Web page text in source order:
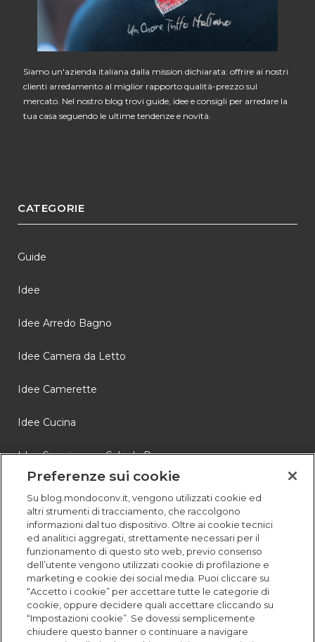
Siamo un'azienda italiana dalla mission dichiarata: offrire ai nostri
clienti arredamento al miglior rapporto qualità-prezzo sul
mercato. Nel nostro blog trovi guide, idee e consigli per arredare la
tua casa seguendo le ultime tendenze e novità.
CATEGORIE
Guide
Idee
Idee Arredo Bagno
Idee Camera da Letto
Idee Camerette
Idee Cucina
Idee Soggiorno e Sala da Pranzo
Storie
Preferenze sui cookie
Su blog.mondoconv.it, vengono utilizzati cookie ed
altri strumenti di tracciamento, che raccolgono
informazioni dal tuo dispositivo. Oltre ai cookie tecnici
ed analitici aggregati, strettamente necessari per il
funzionamento di questo sito web, previo consenso
dell’utente vengono utilizzati cookie di profilazione e
marketing e cookie dei social media. Puoi cliccare su
“Accetto i cookie” per accettare tutte le categorie di
cookie, oppure decidere quali accettare cliccando su
“Impostazioni cookie”. Se dovessi semplicemente
chiudere questo banner o continuare a navigare